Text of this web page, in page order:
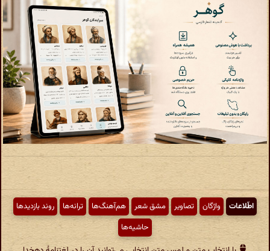
اطّلاعات واژگان تصاویر مشق شعر هم‌آهنگ‌ها ترانه‌ها
روند بازدیدها
حاشیه‌ها